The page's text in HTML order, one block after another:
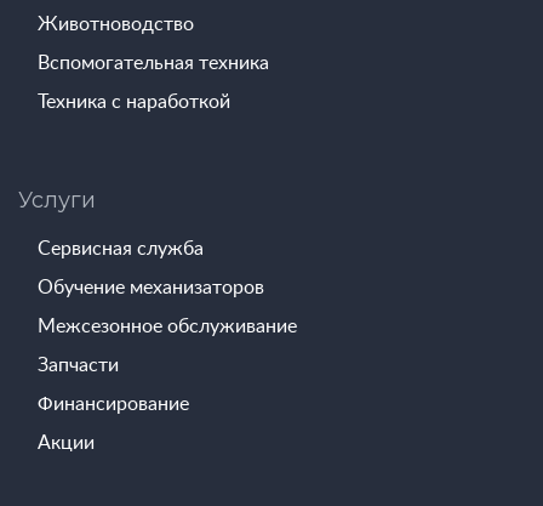
Животноводство
Вспомогательная техника
Техника с наработкой
Услуги
Сервисная служба
Обучение механизаторов
Межсезонное обслуживание
Запчасти
Финансирование
Акции